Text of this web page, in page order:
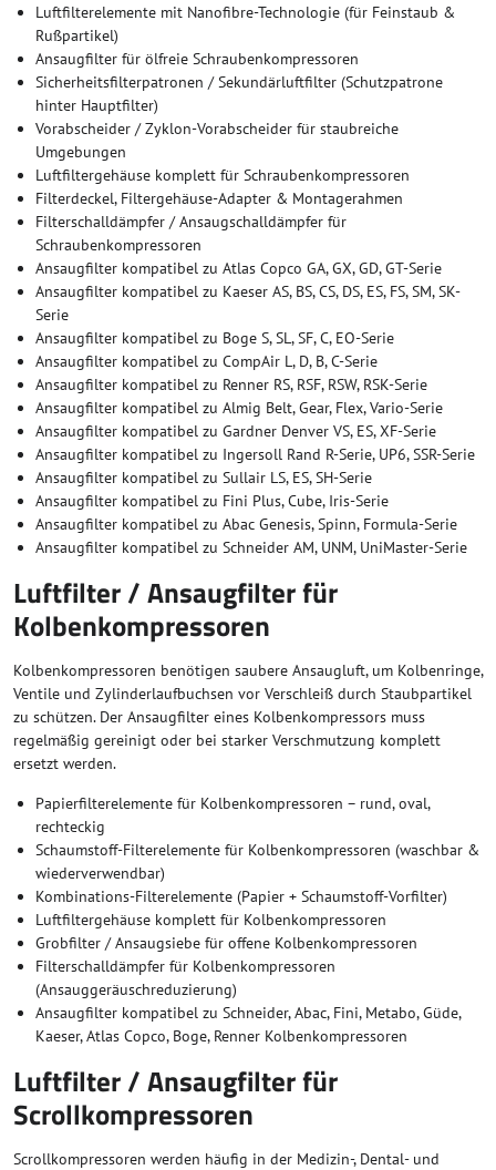
Luftfilterelemente mit Nanofibre-Technologie (für Feinstaub &
Rußpartikel)
Ansaugfilter für ölfreie Schraubenkompressoren
Sicherheitsfilterpatronen / Sekundärluftfilter (Schutzpatrone
hinter Hauptfilter)
Vorabscheider / Zyklon-Vorabscheider für staubreiche
Umgebungen
Luftfiltergehäuse komplett für Schraubenkompressoren
Filterdeckel, Filtergehäuse-Adapter & Montagerahmen
Filterschalldämpfer / Ansaugschalldämpfer für
Schraubenkompressoren
Ansaugfilter kompatibel zu Atlas Copco GA, GX, GD, GT-Serie
Ansaugfilter kompatibel zu Kaeser AS, BS, CS, DS, ES, FS, SM, SK-
Serie
Ansaugfilter kompatibel zu Boge S, SL, SF, C, EO-Serie
Ansaugfilter kompatibel zu CompAir L, D, B, C-Serie
Ansaugfilter kompatibel zu Renner RS, RSF, RSW, RSK-Serie
Ansaugfilter kompatibel zu Almig Belt, Gear, Flex, Vario-Serie
Ansaugfilter kompatibel zu Gardner Denver VS, ES, XF-Serie
Ansaugfilter kompatibel zu Ingersoll Rand R-Serie, UP6, SSR-Serie
Ansaugfilter kompatibel zu Sullair LS, ES, SH-Serie
Ansaugfilter kompatibel zu Fini Plus, Cube, Iris-Serie
Ansaugfilter kompatibel zu Abac Genesis, Spinn, Formula-Serie
Ansaugfilter kompatibel zu Schneider AM, UNM, UniMaster-Serie
Luftfilter / Ansaugfilter für
Kolbenkompressoren
Kolbenkompressoren benötigen saubere Ansaugluft, um Kolbenringe,
Ventile und Zylinderlaufbuchsen vor Verschleiß durch Staubpartikel
zu schützen. Der Ansaugfilter eines Kolbenkompressors muss
regelmäßig gereinigt oder bei starker Verschmutzung komplett
ersetzt werden.
Papierfilterelemente für Kolbenkompressoren – rund, oval,
rechteckig
Schaumstoff-Filterelemente für Kolbenkompressoren (waschbar &
wiederverwendbar)
Kombinations-Filterelemente (Papier + Schaumstoff-Vorfilter)
Luftfiltergehäuse komplett für Kolbenkompressoren
Grobfilter / Ansaugsiebe für offene Kolbenkompressoren
Filterschalldämpfer für Kolbenkompressoren
(Ansauggeräuschreduzierung)
Ansaugfilter kompatibel zu Schneider, Abac, Fini, Metabo, Güde,
Kaeser, Atlas Copco, Boge, Renner Kolbenkompressoren
Luftfilter / Ansaugfilter für
Scrollkompressoren
Scrollkompressoren werden häufig in der Medizin-, Dental- und